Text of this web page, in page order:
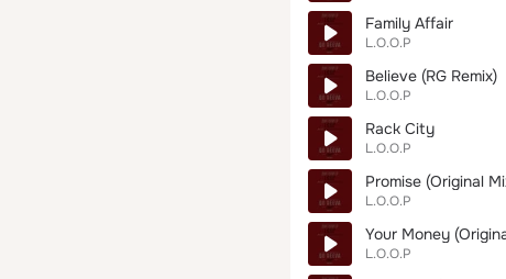
Family Affair
L.O.O.P
Believe (RG Remix)
L.O.O.P
Rack City
L.O.O.P
Promise (Original
L.O.O.P
Your Money
L.O.O.P